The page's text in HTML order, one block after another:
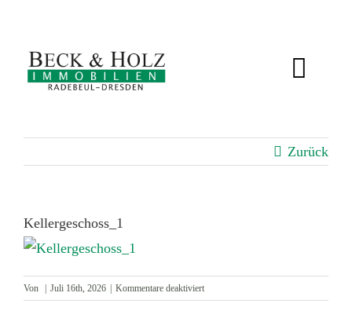
springen
BEWERTUNG
SERVICE
ÜBER UNS
Zurück
Kellergeschoss_1
Von Juli 16th, 2026 Kommentare deaktiviertfür
Kellergeschoss_1